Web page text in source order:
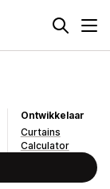
Ontwikkelaar
Curtains
Calculator